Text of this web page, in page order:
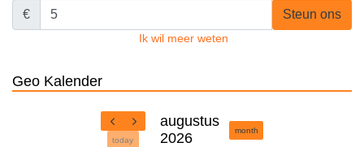
€ Steun ons
Ik wil meer weten
Geo Kalender
today
augustus
2026
month